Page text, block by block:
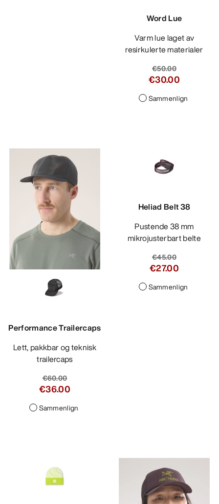
Word Lue
Varm lue laget av
resirkulerte materialer
€50.00
€30.00
Sammenlign
Performance Trailercaps
Lett, pakkbar og teknisk
trailercaps
€60.00
€36.00
Sammenlign
Heliad Belt 38
Pustende 38 mm
mikrojusterbart belte
€45.00
€27.00
Sammenlign